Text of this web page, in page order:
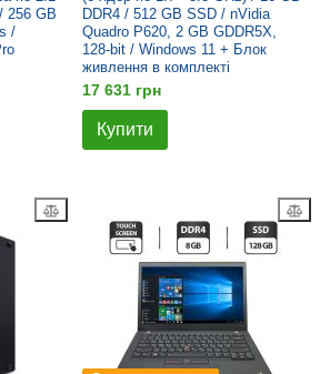
256 GB
/
DDR4 / 512 GB SSD / nVidia
Quadro P620, 2 GB GDDR5X,
128-bit / Windows 11 + Блок
живлення в комплекті
17 631 грн
Купити